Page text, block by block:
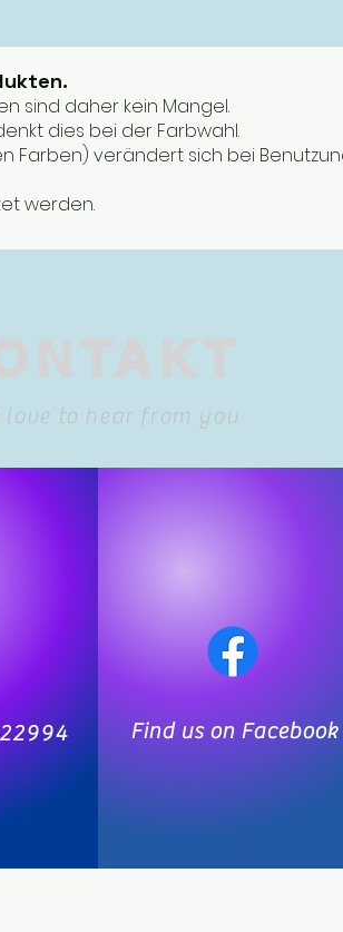
sind daher kein Mangel.
dies bei der Farbwahl.
Farben) verändert sich bei
werden.
love to hear from you
Find us on Facebook